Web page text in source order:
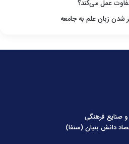
عمل می‌کند؟
شدن زبان علم به جامعه
صنایع فرهنگی
دانش بنیان (ستفا)